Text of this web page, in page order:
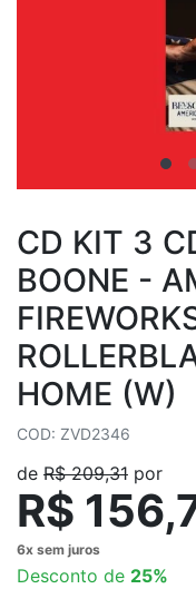
CD KIT 3
BOONE -
HOME (W)
COD: ZVD2346
de R$ 209,31 por
R$
Desconto de 25%